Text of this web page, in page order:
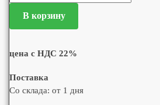
В корзину
цена с НДС 22%
Поставка
Со склада: от 1 дня